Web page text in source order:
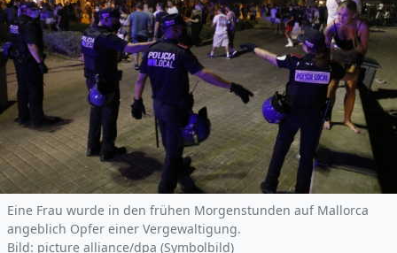
Eine Frau wurde in den frühen Morgenstunden auf Mallorca
angeblich Opfer einer Vergewaltigung.
Bild: picture alliance/dpa (Symbolbild)